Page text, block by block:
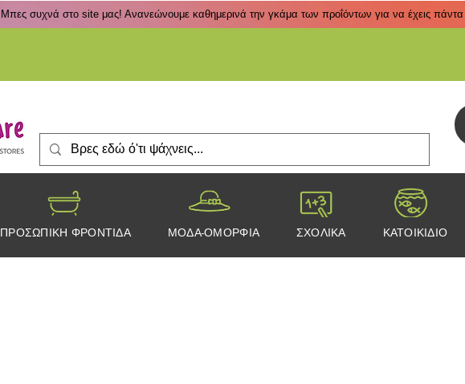
Μπες συχνά στο site μας! Ανανεώνουμε καθημερινά την γκάμα των προΐόντων για να έχεις πάντα
ΠΡΟΣΩΠΙΚΗ ΦΡΟΝΤΙΔΑ ΜΟΔΑ-ΟΜΟΡΦΙΑ ΣΧΟΛΙΚΑ ΚΑΤΟΙΚΙΔΙΟ